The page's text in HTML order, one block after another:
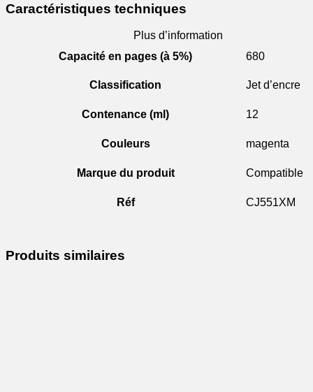
Caractéristiques techniques
Plus d’information
Capacité en pages (à 5%)
680
Classification Jet d’encre
Contenance (ml) 12
Couleurs magenta
Marque du produit Compatible
Réf CJ551XM
Produits similaires